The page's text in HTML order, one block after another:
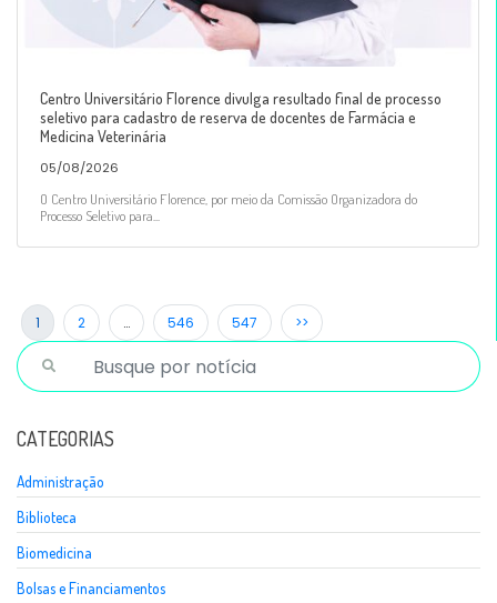
Centro Universitário Florence divulga resultado final de processo
seletivo para cadastro de reserva de docentes de Farmácia e
Medicina Veterinária
05/08/2026
O Centro Universitário Florence, por meio da Comissão Organizadora do
Processo Seletivo para...
1 2 … 546 547 >>
CATEGORIAS
Administração
Biblioteca
Biomedicina
Bolsas e Financiamentos